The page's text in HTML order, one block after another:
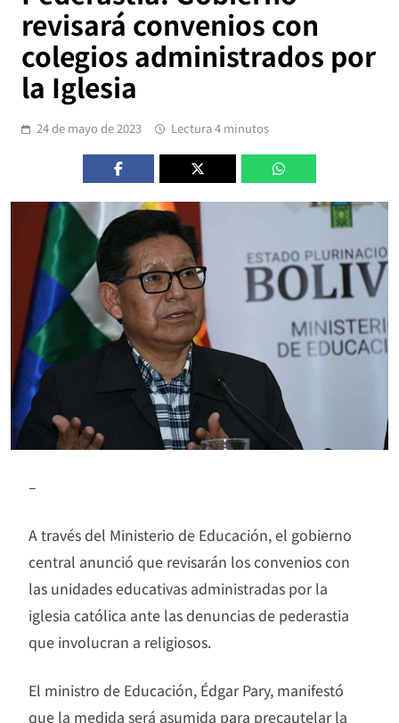
revisará convenios con
colegios administrados por
la Iglesia
24 de mayo de 2023 Lectura 4 minutos
–
A través del Ministerio de Educación, el gobierno
central anunció que revisarán los convenios con
las unidades educativas administradas por la
iglesia católica ante las denuncias de pederastia
que involucran a religiosos.
El ministro de Educación, Édgar Pary, manifestó
que la medida será asumida para precautelar la